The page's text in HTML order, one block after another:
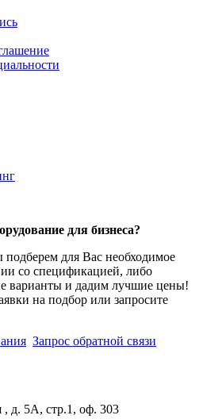
для бизнеса?
для Вас необходимое
со спецификацией, либо
варианты и дадим лучшие цены!
на подбор или запросите
Запрос обратной связи
, д. 5А, стр.1, оф. 303